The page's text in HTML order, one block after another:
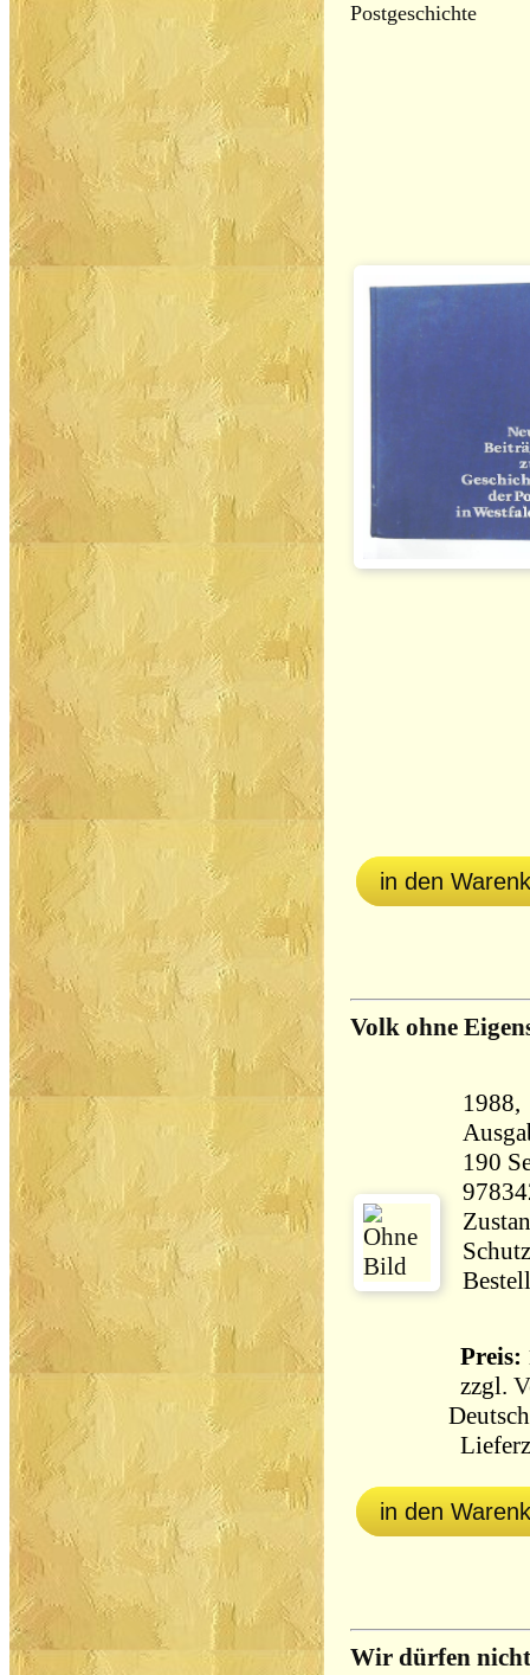
Postgeschichte
in den
Volk ohne
1988,
190 Seiten
Preis:
zzgl.
in den
Wir dürfen nicht